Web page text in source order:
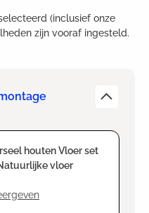
(inclusief onze
zijn vooraf ingesteld.
houten Vloer set
vloer